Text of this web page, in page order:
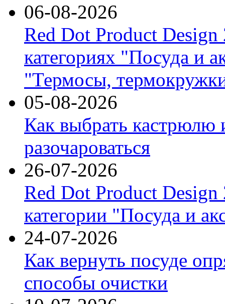
06-08-2026
Red Dot Product Design
категориях "Посуда и
"Термосы,
05-08-2026
Как выбрать кастрюлю
разочароваться
26-07-2026
Red Dot Product Design
категории "Посуда и
24-07-2026
Как вернуть посуде
способы очистки